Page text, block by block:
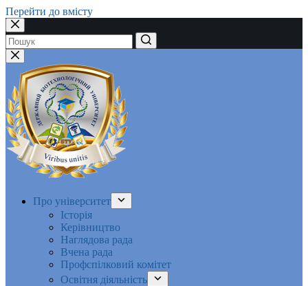
Перейти до вмісту
Немає
результатів
Про університет
Історія
Керівництво
Наглядова рада
Вчена рада
Профспілковий комітет
Освітня діяльність